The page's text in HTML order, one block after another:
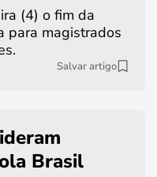
(4) o fim da
para magistrados
Salvar artigo
Brasil